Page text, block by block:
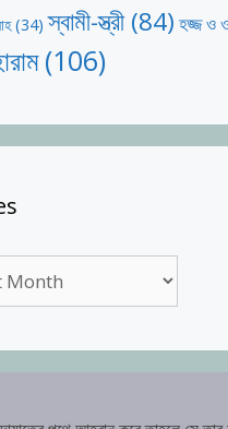
(34) স্বামী-স্ত্রী(84) হজ্জ ও
(106)